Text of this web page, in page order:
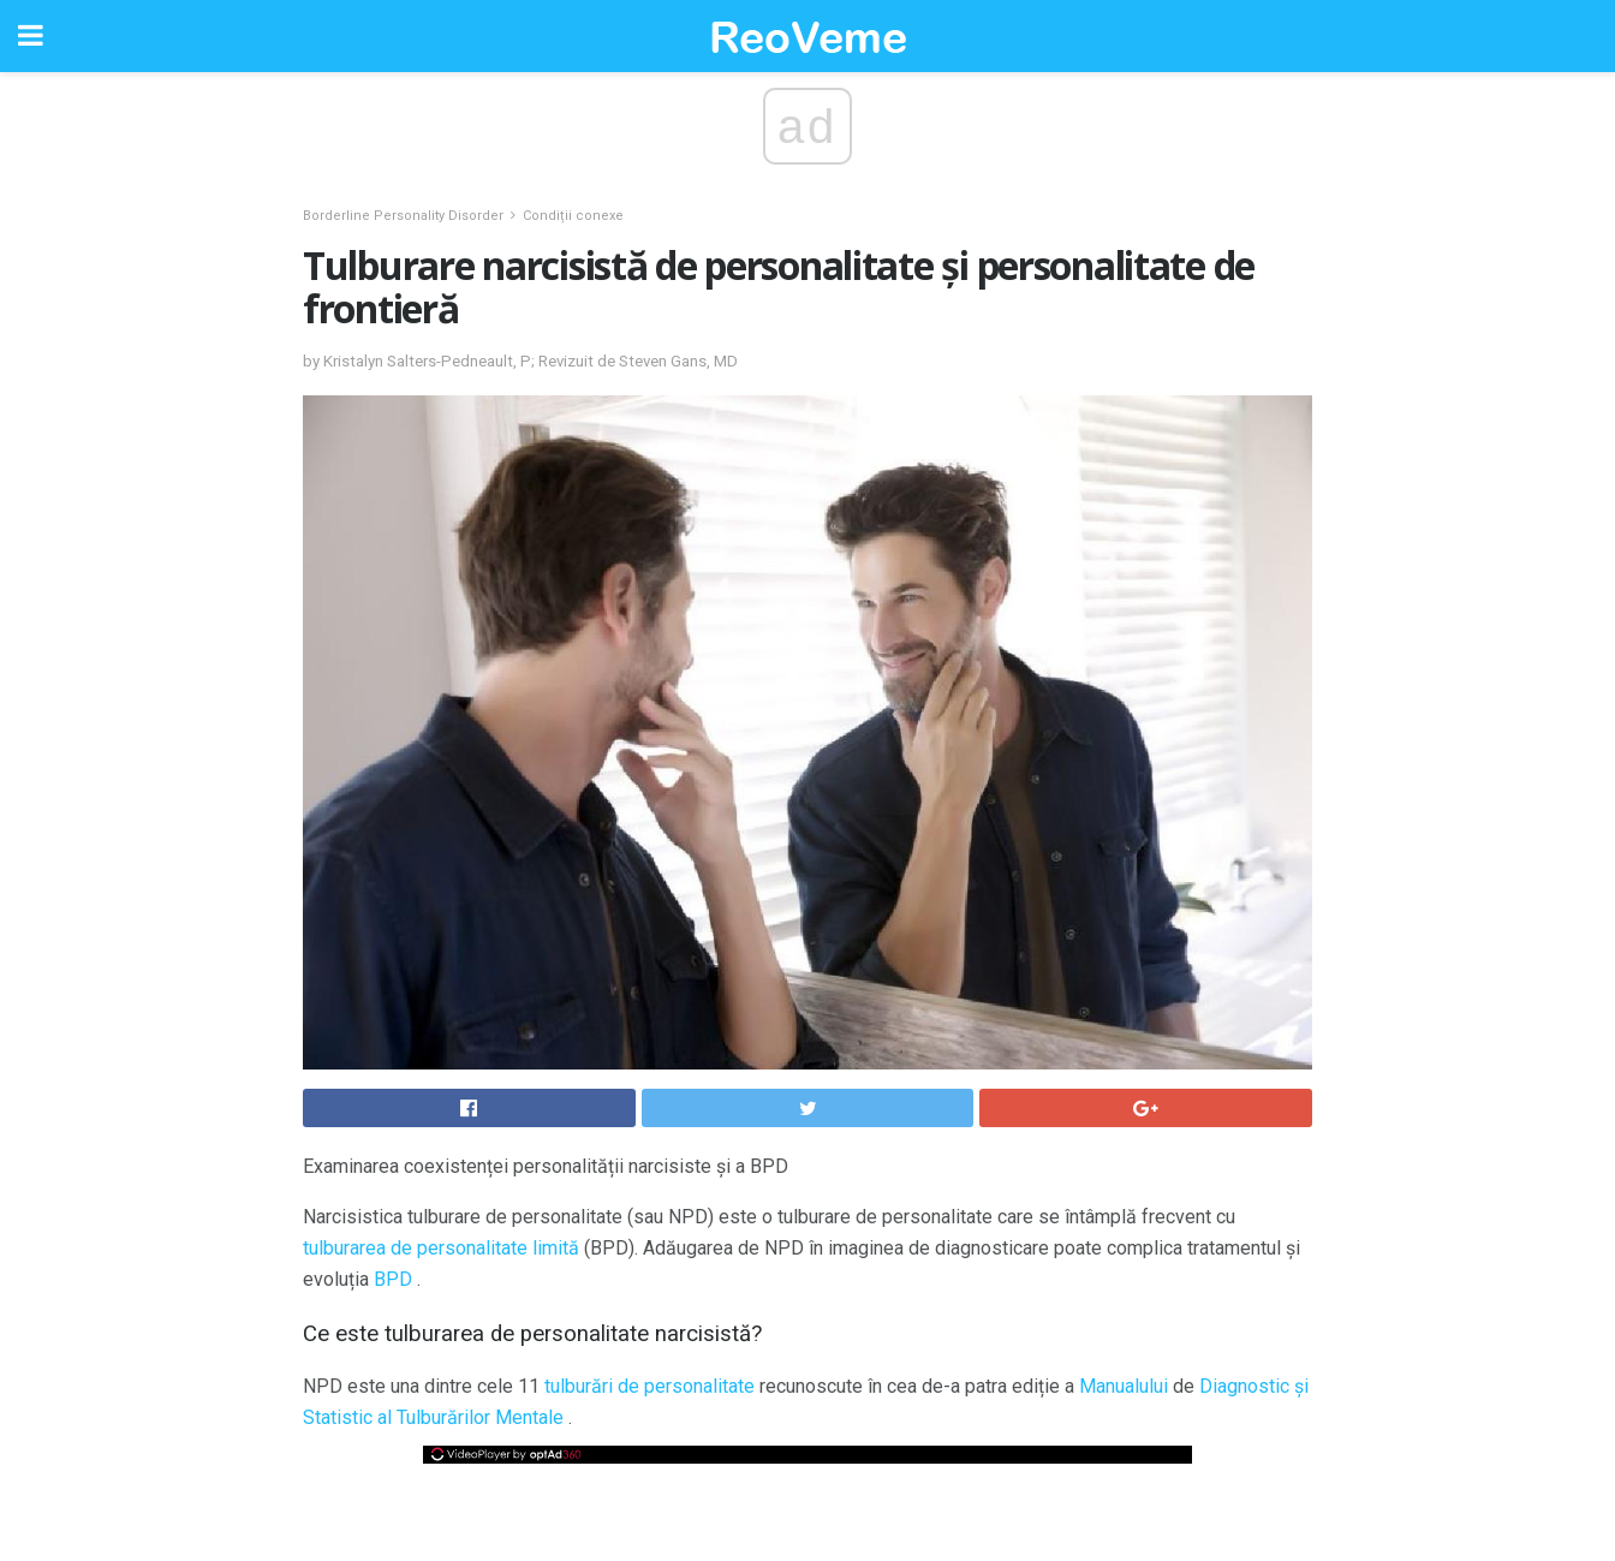
ad
Borderline Personality Disorder Condiții conexe
Tulburare narcisistă de personalitate și personalitate de
frontieră
by Kristalyn Salters-Pedneault, P; Revizuit de Steven Gans, MD
Examinarea coexistenței personalității narcisiste și a BPD
Narcisistica tulburare de personalitate (sau NPD) este o tulburare de personalitate care se întâmplă frecvent cu
tulburarea de personalitate limită (BPD). Adăugarea de NPD în imaginea de diagnosticare poate complica tratamentul și
evoluția BPD .
Ce este tulburarea de personalitate narcisistă?
NPD este una dintre cele 11 tulburări de personalitate recunoscute în cea de-a patra ediție a Manualului de Diagnostic și
Statistic al Tulburărilor Mentale .